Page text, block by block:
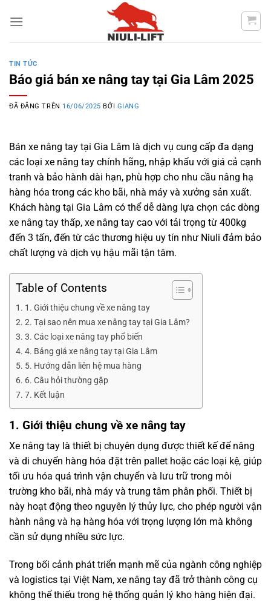
đến
TIN TỨC
Báo giá bán xe nâng tay tại Gia Lâm 2025
ĐÃ ĐĂNG TRÊN 16/06/2025 BỞI GIANG
Bán xe nâng tay tại Gia Lâm là dịch vụ cung cấp đa dạng
các loại xe nâng tay chính hãng, nhập khẩu với giá cả cạnh
tranh và bảo hành dài hạn, phù hợp cho nhu cầu nâng hạ
hàng hóa trong các kho bãi, nhà máy và xưởng sản xuất.
Khách hàng tại Gia Lâm có thể dễ dàng lựa chọn các dòng
xe nâng tay thấp, xe nâng tay cao với tải trọng từ 400kg
đến 3 tấn, đến từ các thương hiệu uy tín như Niuli đảm bảo
chất lượng và dịch vụ hậu mãi tận tâm.
Table of Contents
1. Giới thiệu chung về xe nâng tay
2. Tại sao nên mua xe nâng tay tại Gia Lâm?
3. Các loại xe nâng tay phổ biến
4. Bảng giá xe nâng tay tại Gia Lâm
5. Hướng dẫn liên hệ mua hàng
6. Câu hỏi thường gặp
7. Kết luận
1. Giới thiệu chung về xe nâng tay
Xe nâng tay là thiết bị chuyên dụng được thiết kế để nâng
và di chuyển hàng hóa đặt trên pallet hoặc các loại kệ, giúp
tối ưu hóa quá trình vận chuyển và lưu trữ trong môi
trường kho bãi, nhà máy và trung tâm phân phối. Thiết bị
này hoạt động theo nguyên lý thủy lực, cho phép người vận
hành nâng và hạ hàng hóa với trọng lượng lớn mà không
cần sử dụng nhiều sức lực.
Trong bối cảnh phát triển mạnh mẽ của ngành công nghiệp
và logistics tại Việt Nam, xe nâng tay đã trở thành công cụ
không thể thiếu trong hệ thống quản lý kho hàng hiện đại.